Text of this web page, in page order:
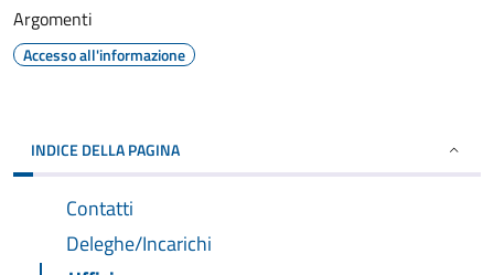
Argomenti
Accesso all'informazione
INDICE DELLA PAGINA
Contatti
Deleghe/Incarichi